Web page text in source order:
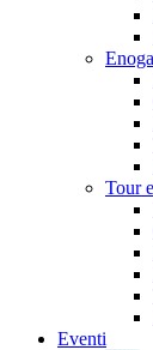
Tour
Eventi